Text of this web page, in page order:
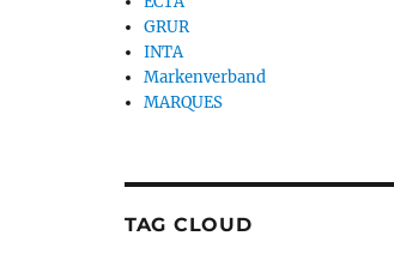
GRUR
INTA
Markenverband
MARQUES
TAG CLOUD